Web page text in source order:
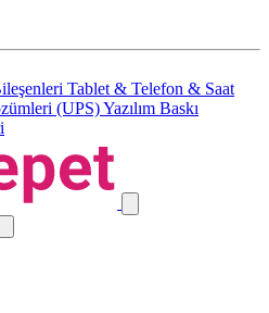
Tablet & Telefon & Saat
(UPS)Yazılım Baskı